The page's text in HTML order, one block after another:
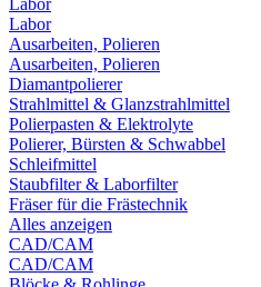
Labor
Labor
Ausarbeiten, Polieren
Ausarbeiten, Polieren
Diamantpolierer
Strahlmittel & Glanzstrahlmittel
Polierpasten & Elektrolyte
Polierer, Bürsten & Schwabbel
Schleifmittel
Staubfilter & Laborfilter
Fräser für die Frästechnik
Alles anzeigen
CAD/CAM
CAD/CAM